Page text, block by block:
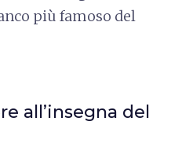
più famoso del
all’insegna del